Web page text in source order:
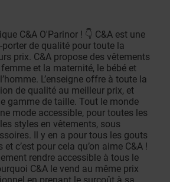
C&A O'Parinor ! 👇 C&A est une
porter de qualité pour toute la
prix. C&A propose des vêtements
et la maternité, le bébé et
L’enseigne offre à toute la
de qualité au meilleur prix, et
gamme de taille. Tout le monde
mode accessible, pour toutes les
styles en vêtements, sous
Il y en a pour tous les gouts
c’est pour cela qu’on aime C&A !
rendre accessible à tous le
C&A le vend au même prix